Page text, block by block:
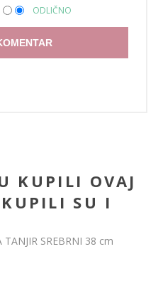
ODLIČNO
KUPILI OVAJ
SU I